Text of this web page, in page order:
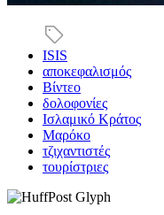
ISIS
αποκεφαλισμός
Βίντεο
δολοφονίες
Ισλαμικό Κράτος
Μαρόκο
τζιχαντιστές
τουρίστριες